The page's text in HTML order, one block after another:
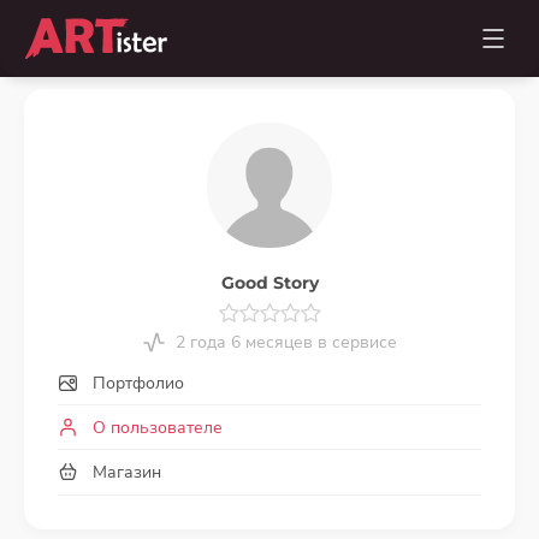
Good Story
2 года 6 месяцев в сервисе
Портфолио
О пользователе
Магазин